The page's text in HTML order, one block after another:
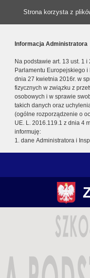
Strona korzysta z
Informacja Administratora
Na podstawie art. 13 ust. 1
Parlamentu Europejskiego
dnia 27 kwietnia 2016r. w
fizycznych w związku z
osobowych i w sprawie
takich danych oraz
(ogólne rozporządzenie o
UE. L. 2016.119.1 z dnia 4
informuję:
1. dane Administratora i